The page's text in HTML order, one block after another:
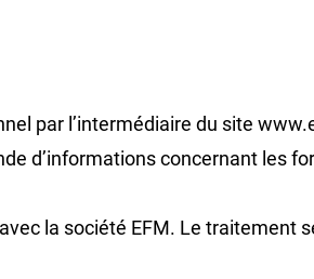
par l’intermédiaire du site
d’informations concernant les
la société EFM. Le traitement